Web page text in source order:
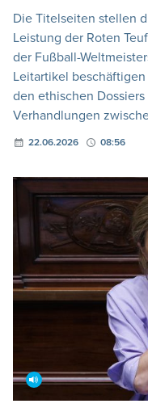
Die Titelseiten stellen
Leistung der Roten
der Fußball-
Leitartikel
den ethischen
Verhandlungen
22.06.2026 08:56